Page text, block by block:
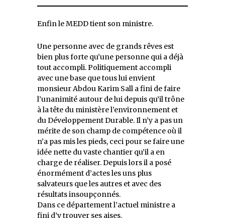
Enfin le MEDD tient son ministre.
Une personne avec de grands rêves est
bien plus forte qu’une personne qui a déjà
tout accompli. Politiquement accompli
avec une base que tous lui envient
monsieur Abdou Karim Sall a fini de faire
l’unanimité autour de lui depuis qu’il trône
à la tête du ministère l’environnement et
du Développement Durable. Il n’y a pas un
mérite de son champ de compétence où il
n’a pas mis les pieds, ceci pour se faire une
idée nette du vaste chantier qu’il a en
charge de réaliser. Depuis lors il a posé
énormément d’actes les uns plus
salvateurs que les autres et avec des
résultats insoupçonnés.
Dans ce département l’actuel ministre a
fini d’y trouver ses aises.